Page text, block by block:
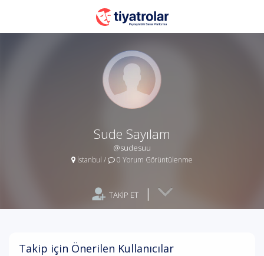
Sude Sayılam
@sudesuu
İstanbul / 0 Yorum Görüntülenme
TAKİP ET |
Takip için Önerilen Kullanıcılar